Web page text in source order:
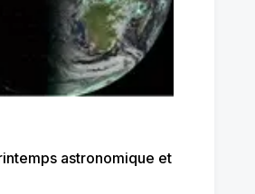
astronomique et